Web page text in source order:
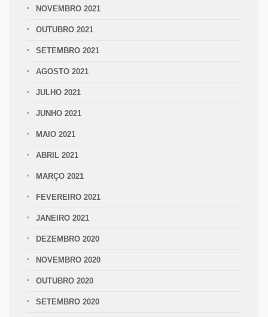
NOVEMBRO 2021
OUTUBRO 2021
SETEMBRO 2021
AGOSTO 2021
JULHO 2021
JUNHO 2021
MAIO 2021
ABRIL 2021
MARÇO 2021
FEVEREIRO 2021
JANEIRO 2021
DEZEMBRO 2020
NOVEMBRO 2020
OUTUBRO 2020
SETEMBRO 2020